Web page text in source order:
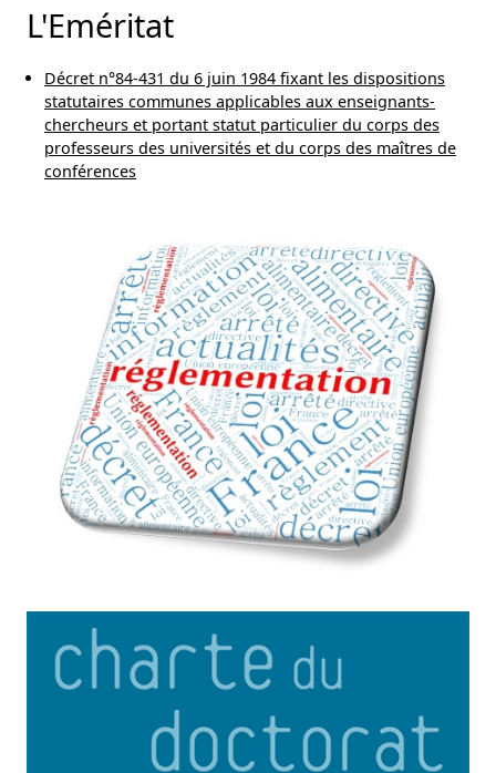
L'Eméritat
Décret n°84-431 du 6 juin 1984 fixant les dispositions
statutaires communes applicables aux enseignants-
chercheurs et portant statut particulier du corps des
professeurs des universités et du corps des maîtres de
conférences